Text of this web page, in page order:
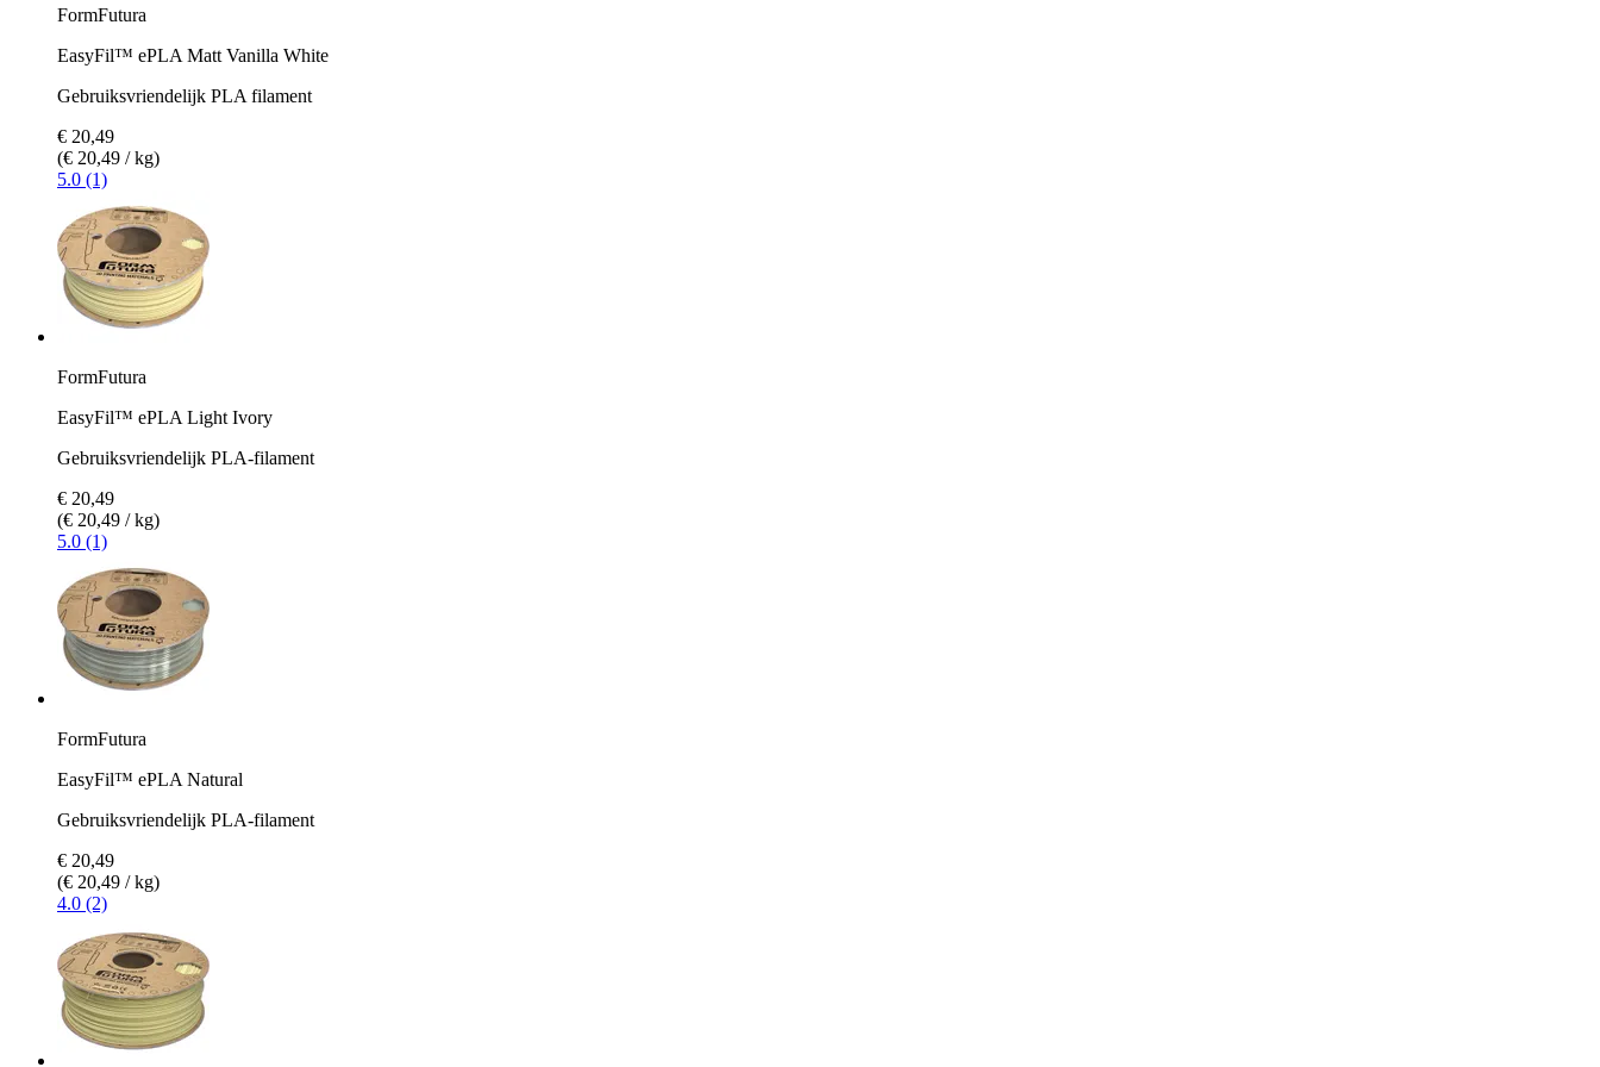
FormFutura
EasyFil™ ePLA Matt Vanilla White
Gebruiksvriendelijk PLA filament
€ 20,49
(€ 20,49 / kg)
5.0 (1)
FormFutura
EasyFil™ ePLA Light Ivory
Gebruiksvriendelijk PLA-filament
€ 20,49
(€ 20,49 / kg)
5.0 (1)
FormFutura
EasyFil™ ePLA Natural
Gebruiksvriendelijk PLA-filament
€ 20,49
(€ 20,49 / kg)
4.0 (2)